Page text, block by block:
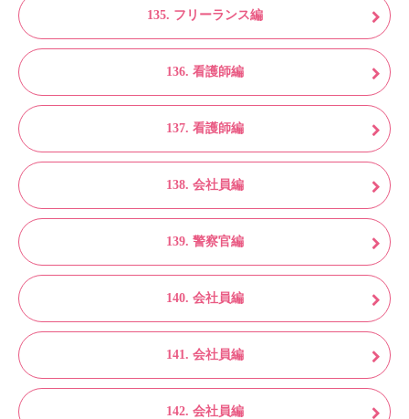
135. フリーランス編
136. 看護師編
137. 看護師編
138. 会社員編
139. 警察官編
140. 会社員編
141. 会社員編
142. 会社員編